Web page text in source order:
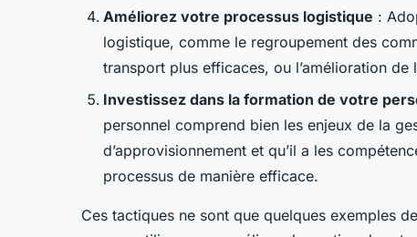
Améliorez votre processus logistique :
logistique, comme le regroupement des
transport plus efficaces, ou l’amélioration de
Investissez dans la formation de votre
personnel comprend bien les enjeux de la
d’approvisionnement et qu’il a les
processus de manière efficace.
Ces tactiques ne sont que quelques exemples